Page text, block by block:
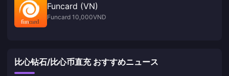
Funcard (VN)
Funcard 10,000VND
比心钻石/比心币直充 おすすめニュース